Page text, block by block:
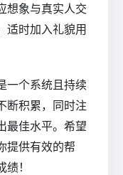
想象与真实人交
适时加入礼貌用
一个系统且持续
断积累，同时注
最佳水平。希望
提供有效的帮
！